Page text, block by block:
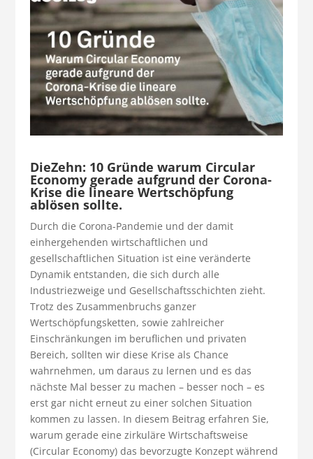
DieZehn: 10 Gründe warum Circular
Economy gerade aufgrund der Corona-
Krise die lineare Wertschöpfung
ablösen sollte.
Durch die Corona-Pandemie und der damit
einhergehenden wirtschaftlichen und
gesellschaftlichen Situation ist eine veränderte
Dynamik entstanden, die sich durch alle
Industriezweige und Gesellschaftsschichten zieht.
Trotz des Zusammenbruchs ganzer
Wertschöpfungsketten, sowie zahlreicher
Einschränkungen im beruflichen und privaten
Bereich, sollten wir diese Krise als Chance
wahrnehmen, um daraus zu lernen und es das
nächste Mal besser zu machen – besser noch – es
erst gar nicht erneut zu einer solchen Situation
kommen zu lassen. In diesem Beitrag erfahren Sie,
warum gerade eine zirkuläre Wirtschaftsweise
(Circular Economy) das bevorzugte Konzept während